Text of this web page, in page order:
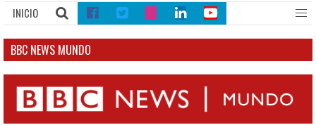
INICIO
BBC NEWS MUNDO